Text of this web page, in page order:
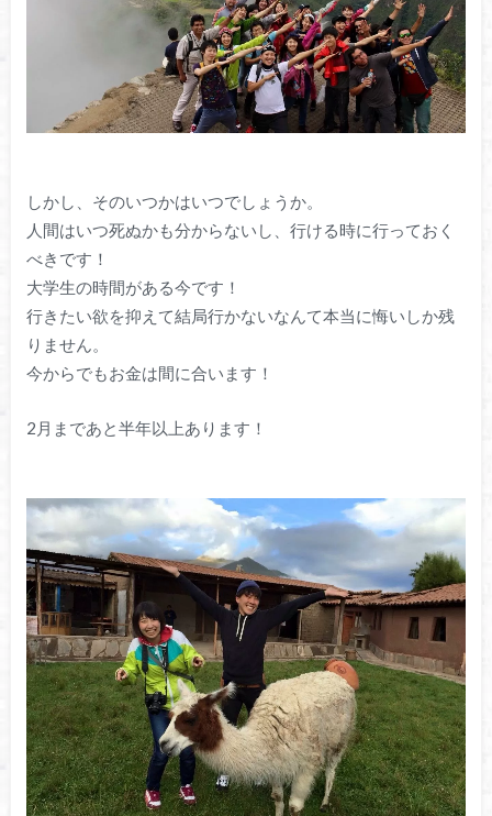
しかし、そのいつかはいつでしょうか。
人間はいつ死ぬかも分からないし、行ける時に行っておく
べきです！
大学生の時間がある今です！
行きたい欲を抑えて結局行かないなんて本当に悔いしか残
りません。
今からでもお金は間に合います！
2月まであと半年以上あります！